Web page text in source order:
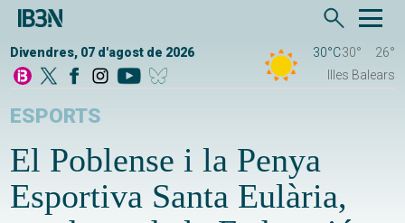
Divendres, 07 d'agost de 2026 30°C30°
26°
Illes Balears
ESPORTS
El Poblense i la Penya
Esportiva Santa Eulària,